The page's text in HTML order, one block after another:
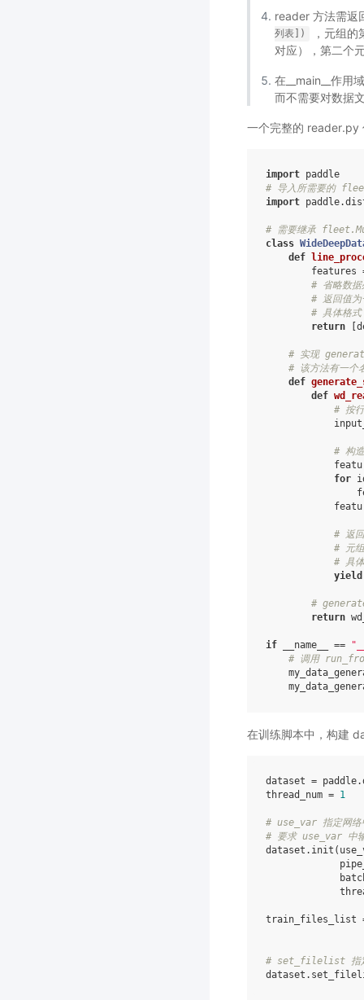
reader 方法需返
列表])
，元组
对应），第二个
在__main__作用
而不需要对数据
一个完整的 reader.py
import paddle
# 导入所需要的
import
# 需要继承
class
def
features
# 省略数
# 返回值
# 具体格
return
[
# 实现
# 该方法有一个
def
def
# 按
# 构
for
# 返
# 元
# 具
yield
#
return
if __name__ ==
# 调用
在训练脚本中，构建
dataset = paddle.
thread_num = 1
# use_var 指定网络
# 要求 use_var 中输
dataset . init (
train_files_list
# set_filelist 指定
dataset .